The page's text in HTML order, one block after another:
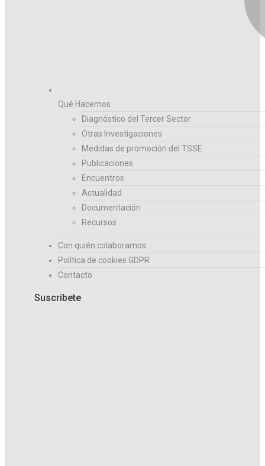
Qué Hacemos
Diagnóstico del Tercer Sector
Otras Investigaciones
Medidas de promoción del TSSE
Publicaciones
Encuentros
Actualidad
Documentación
Recursos
Con quién colaboramos
Política de cookies GDPR
Contacto
Suscríbete